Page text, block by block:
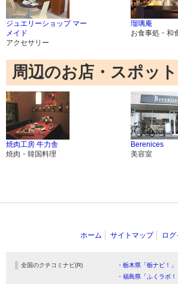
ジュエリーショップ マー
メイド
アクセサリー
瑠璃庵
お食事処・和
周辺のお店・スポット
焼肉工房 牛力舎
焼肉・韓国料理
Berenices
美容室
ホーム サイトマップ ログ
全国のクチコミナビ(R) ・栃木県「栃ナビ！」
・福島県「ふくラボ！